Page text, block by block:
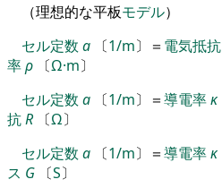
（理想的な平板モデル）
セル定数 a 〔1/m〕 ＝ 電気抵抗
率ρ 〔Ω·m〕
セル定数 a 〔1/m〕 ＝導電率κ
抗R 〔Ω〕
セル定数 a 〔1/m〕 ＝導電率κ
ス G 〔S〕